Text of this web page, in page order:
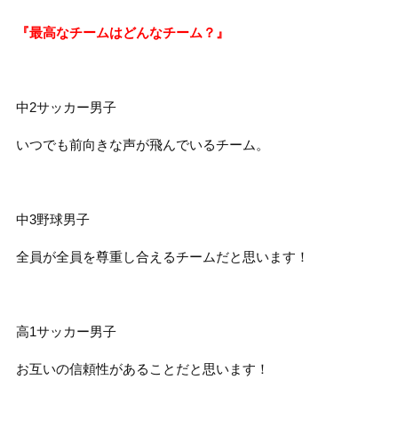
『最高なチームはどんなチーム？』
中2サッカー男子
いつでも前向きな声が飛んでいるチーム。
中3野球男子
全員が全員を尊重し合えるチームだと思います！
高1サッカー男子
お互いの信頼性があることだと思います！